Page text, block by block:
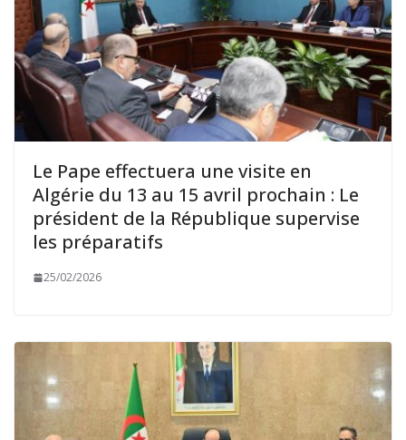
Le Pape effectuera une visite en
Algérie du 13 au 15 avril prochain : Le
président de la République supervise
les préparatifs
25/02/2026